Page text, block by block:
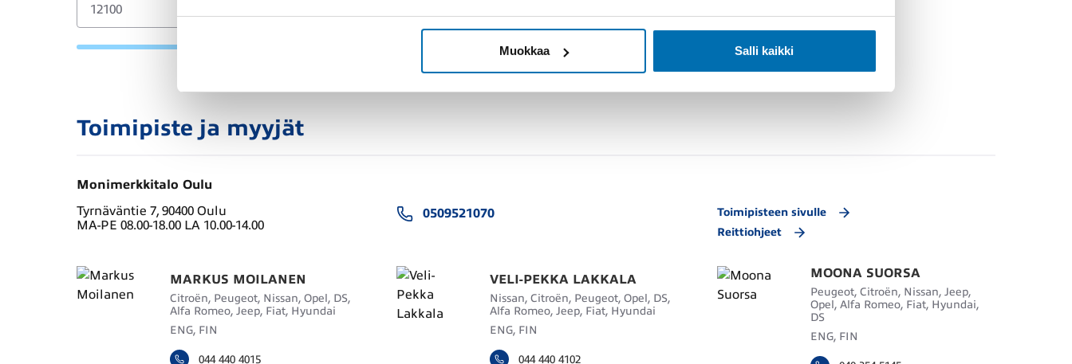
Muokkaa Salli kaikki
Toimipiste ja myyjät
Monimerkkitalo Oulu
Tyrnäväntie 7, 90400 Oulu
MA-PE 08.00-18.00 LA 10.00-14.00
0509521070
Toimipisteen sivulle
Reittiohjeet
MARKUS MOILANEN
Citroën, Peugeot, Nissan, Opel, DS,
Alfa Romeo, Jeep, Fiat, Hyundai
ENG, FIN
044 440 4015
VELI-PEKKA LAKKALA
Nissan, Citroën, Peugeot, Opel, DS,
Alfa Romeo, Jeep, Fiat, Hyundai
ENG, FIN
044 440 4102
MOONA SUORSA
Peugeot, Citroën, Nissan, Jeep,
Opel, Alfa Romeo, Fiat, Hyundai,
DS
ENG, FIN